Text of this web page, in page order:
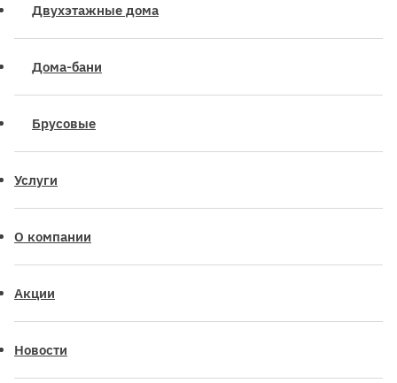
Двухэтажные дома
Дома-бани
Брусовые
Услуги
О компании
Акции
Новости